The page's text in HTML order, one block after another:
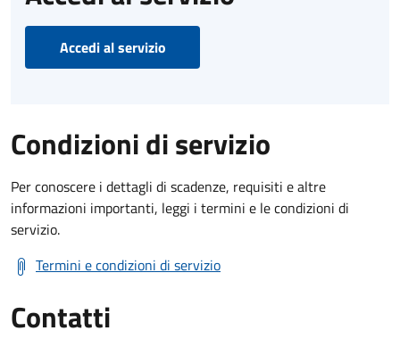
Accedi al servizio
Condizioni di servizio
Per conoscere i dettagli di scadenze, requisiti e altre
informazioni importanti, leggi i termini e le condizioni di
servizio.
Termini e condizioni di servizio
Contatti